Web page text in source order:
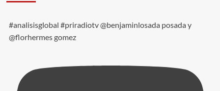
#analisisglobal #priradiotv @benjaminlosada posada y
@florhermes gomez